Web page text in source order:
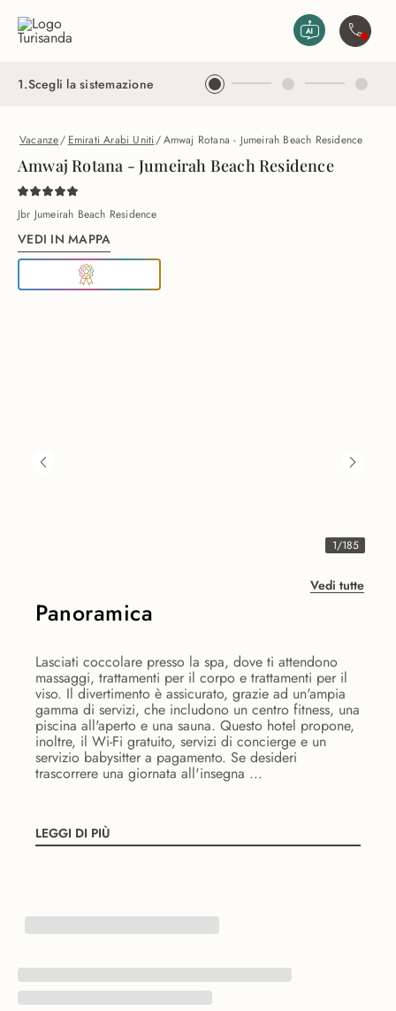
1.Scegli la sistemazione
Vacanze/ Emirati Arabi Uniti/Amwaj Rotana - Jumeirah Beach Residence
Amwaj Rotana - Jumeirah Beach Residence
Jbr Jumeirah Beach Residence
VEDI IN MAPPA
1/185
Vedi tutte
Panoramica
Lasciati coccolare presso la spa, dove ti attendono
massaggi, trattamenti per il corpo e trattamenti per il
viso. Il divertimento è assicurato, grazie ad un'ampia
gamma di servizi, che includono un centro fitness, una
piscina all'aperto e una sauna. Questo hotel propone,
inoltre, il Wi-Fi gratuito, servizi di concierge e un
servizio babysitter a pagamento. Se desideri
trascorrere una giornata all'insegna ...
LEGGI DI PIÙ